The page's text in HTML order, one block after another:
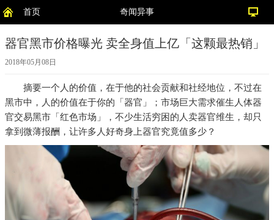
首页 奇闻异事
器官黑市价格曝光 卖全身值上亿「这颗最热销」
2018年05月08日
摘要一个人的价值，在于他的社会贡献和社经地位，不过在
黑市中，人的价值在于你的「器官」；市场巨大需求催生人体器
官交易黑市「红色市场」，不少生活穷困的人卖器官维生，却只
拿到微薄报酬，让许多人好奇身上器官究竟值多少？